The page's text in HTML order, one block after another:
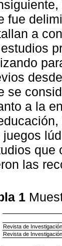
fue
a
se
a la
juegos
que
las
1
Revista de
Revista de